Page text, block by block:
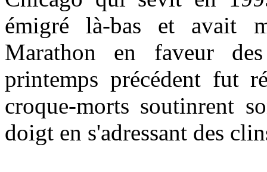
émigré là-bas et avait
Marathon en faveur
printemps précédent fut
croque-morts soutinrent
doigt en s'adressant des